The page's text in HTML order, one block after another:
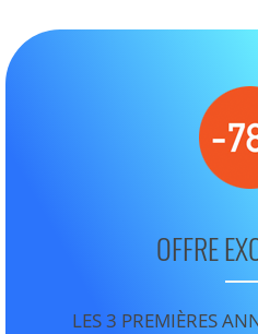
OFFRE
LES 3 PREMIÈRES